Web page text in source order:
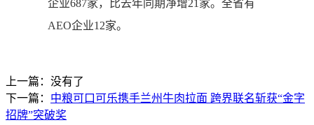
企业687家，比去年同期净增21家。全省有
AEO企业12家。
上一篇：没有了
下一篇： 中粮可口可乐携手兰州牛肉拉面 跨界联名斩获“金字
招牌”突破奖